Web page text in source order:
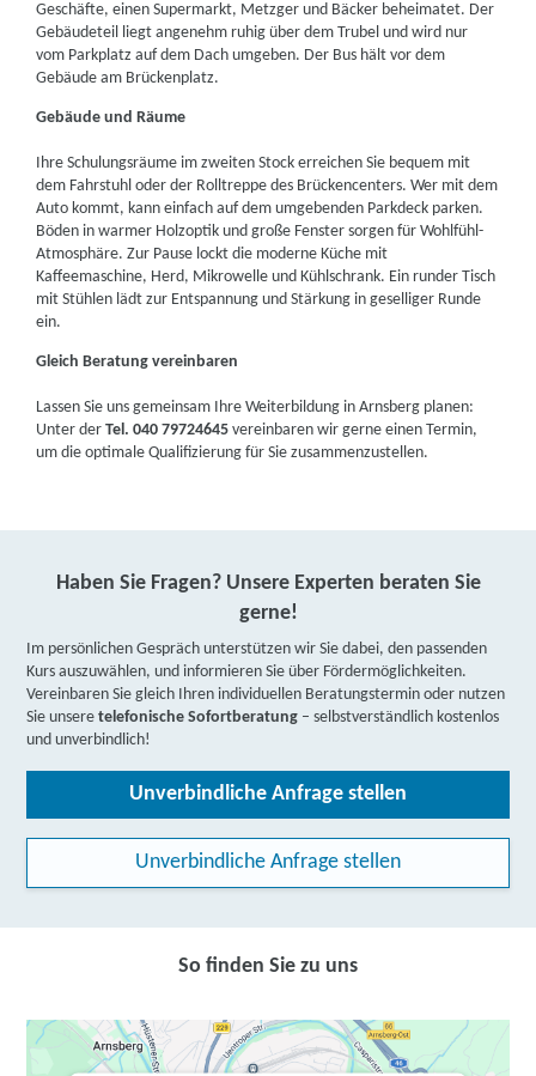
Geschäfte, einen Supermarkt, Metzger und Bäcker beheimatet. Der
Gebäudeteil liegt angenehm ruhig über dem Trubel und wird nur
vom Parkplatz auf dem Dach umgeben. Der Bus hält vor dem
Gebäude am Brückenplatz.
Gebäude und Räume
Ihre Schulungsräume im zweiten Stock erreichen Sie bequem mit
dem Fahrstuhl oder der Rolltreppe des Brückencenters. Wer mit dem
Auto kommt, kann einfach auf dem umgebenden Parkdeck parken.
Böden in warmer Holzoptik und große Fenster sorgen für Wohlfühl-
Atmosphäre. Zur Pause lockt die moderne Küche mit
Kaffeemaschine, Herd, Mikrowelle und Kühlschrank. Ein runder Tisch
mit Stühlen lädt zur Entspannung und Stärkung in geselliger Runde
ein.
Gleich Beratung vereinbaren
Lassen Sie uns gemeinsam Ihre Weiterbildung in Arnsberg planen:
Unter derTel. 040 79724645vereinbaren wir gerne einen Termin,
um die optimale Qualifizierung für Sie zusammenzustellen.
Haben Sie Fragen? Unsere Experten beraten Sie
gerne!
Im persönlichen Gespräch unterstützen wir Sie dabei, den passenden
Kurs auszuwählen, und informieren Sie über Fördermöglichkeiten.
Vereinbaren Sie gleich Ihren individuellen Beratungstermin oder nutzen
Sie unseretelefonische Sofortberatung – selbstverständlich kostenlos
und unverbindlich!
Unverbindliche Anfrage stellen
Unverbindliche Anfrage stellen
So finden Sie zu uns